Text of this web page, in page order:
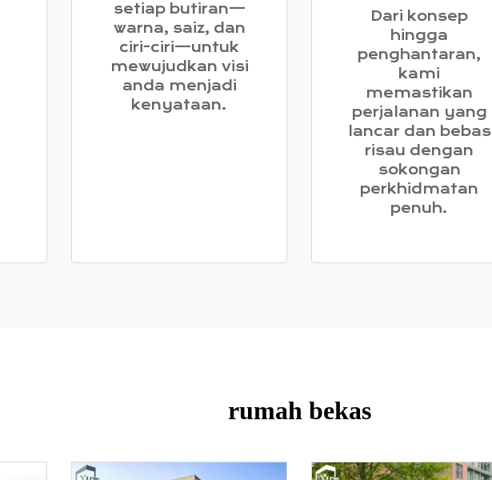
setiap butiran—
warna, saiz, dan
ciri-ciri—untuk
mewujudkan visi
anda menjadi
kenyataan.
Dari konsep
hingga
penghantaran,
kami
memastikan
perjalanan yang
lancar dan bebas
risau dengan
sokongan
perkhidmatan
penuh.
rumah bekas